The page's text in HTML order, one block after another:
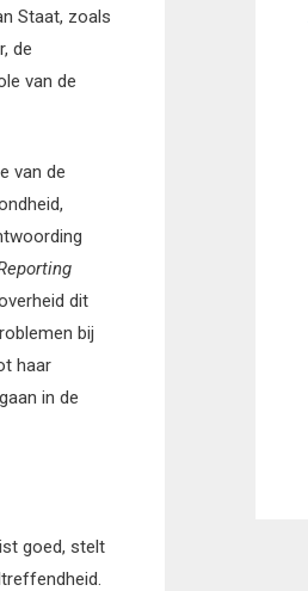
Staat, zoals
de
van de
van de
dit
bij
haar
in de
goed, stelt